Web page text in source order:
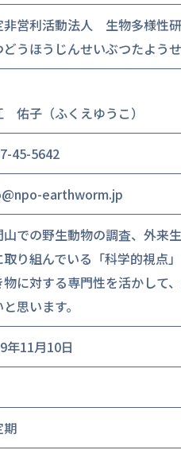
非営利活動法人 生物多様性
どうほうじんせいぶつたよう
佑子（ふくえゆうこ）
45-5642
earthworm.jp
山での野生動物の調査、外来
り組んでいる「科学的視点
物に対する専門性を活かして
思います。
年11月10日
期